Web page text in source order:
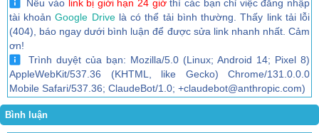
Nếu vào link bị giới hạn 24 giờthì các bạn chỉ việc đăng nhập
tài khoảnGoogle Drivelà có thể tải bình thường. Thấy link tải lỗi
(404), báo ngay dưới bình luận để được sửa link nhanh nhất. Cảm
ơn!
Trình duyệt của bạn: Mozilla/5.0 (Linux; Android 14; Pixel 8)
AppleWebKit/537.36 (KHTML, like Gecko) Chrome/131.0.0.0
Mobile Safari/537.36; ClaudeBot/1.0; +claudebot@anthropic.com)
Bình luận